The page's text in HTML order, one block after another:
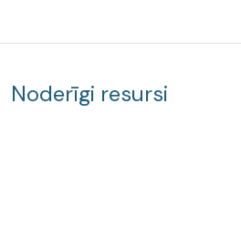
Noderīgi resursi